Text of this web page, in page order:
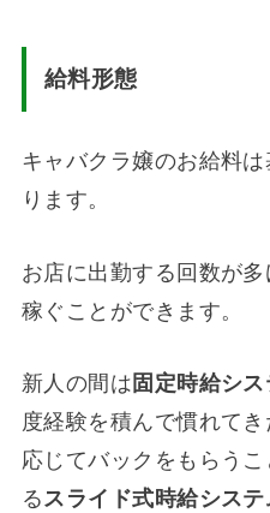
給料形態
キャバクラ嬢のお給料
ります。
お店に出勤する回数が
稼ぐことができます。
新人の間は 固定時給シス
度経験を積んで慣れて
応じてバックをもらう
るスライド式時給システ